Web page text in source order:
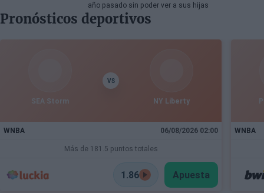
año pasado sin poder ver a sus hijas
Pronósticos deportivos
SEA Storm
VS
NY Liberty
WNBA 06/08/2026 02:00
Más de 181.5 puntos totales
1.86 Apuesta
WNBA